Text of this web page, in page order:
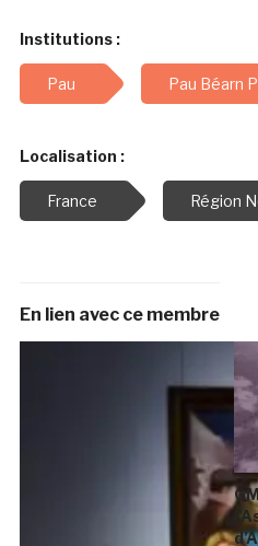
Institutions :
Pau Pau Béarn
Localisation :
France Région
En lien avec ce membre